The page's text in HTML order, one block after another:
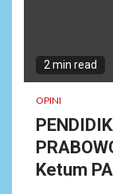
2 min read
OPINI
Ketum